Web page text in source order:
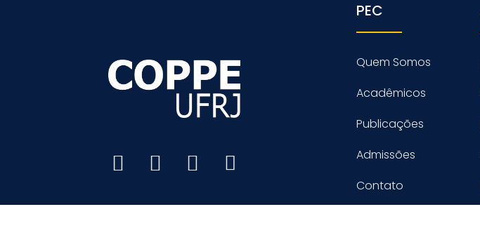
PEC
Quem Somos
Acadêmicos
Publicações
Admissões
Contato